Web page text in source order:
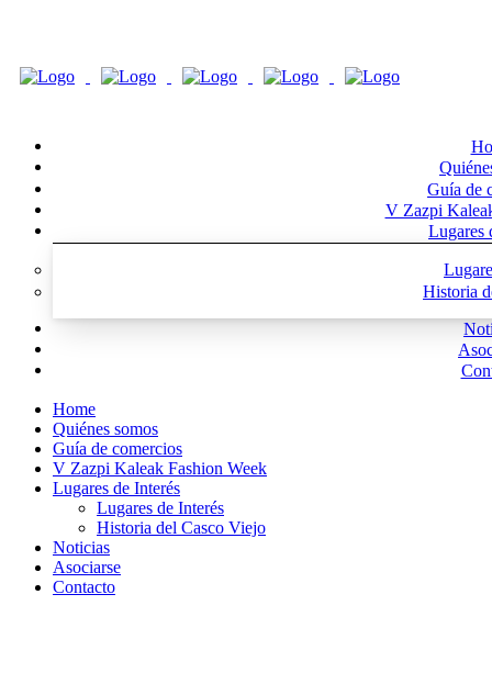
Guía de
V Zazpi
Lugares
Historia
Home
Quiénes somos
Guía de comercios
V Zazpi Kaleak Fashion Week
Lugares de Interés
Lugares de Interés
Historia del Casco Viejo
Noticias
Asociarse
Contacto